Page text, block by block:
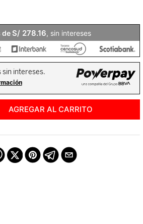
S/ 278.16, sin intereses
AGREGAR AL CARRITO